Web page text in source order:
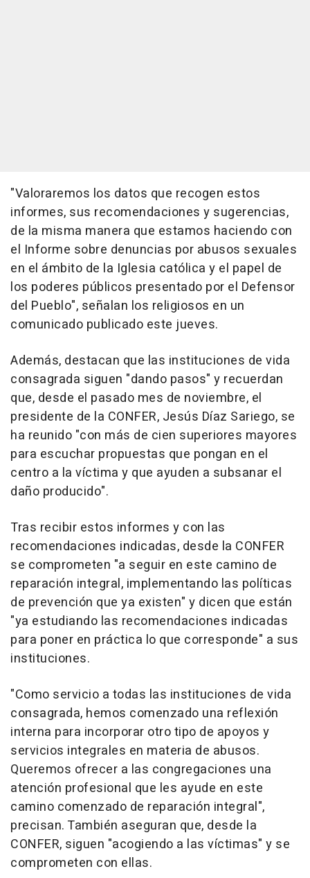
"Valoraremos los datos que recogen estos
informes, sus recomendaciones y sugerencias,
de la misma manera que estamos haciendo con
el Informe sobre denuncias por abusos sexuales
en el ámbito de la Iglesia católica y el papel de
los poderes públicos presentado por el Defensor
del Pueblo", señalan los religiosos en un
comunicado publicado este jueves.
Además, destacan que las instituciones de vida
consagrada siguen "dando pasos" y recuerdan
que, desde el pasado mes de noviembre, el
presidente de la CONFER, Jesús Díaz Sariego, se
ha reunido "con más de cien superiores mayores
para escuchar propuestas que pongan en el
centro a la víctima y que ayuden a subsanar el
daño producido".
Tras recibir estos informes y con las
recomendaciones indicadas, desde la CONFER
se comprometen "a seguir en este camino de
reparación integral, implementando las políticas
de prevención que ya existen" y dicen que están
"ya estudiando las recomendaciones indicadas
para poner en práctica lo que corresponde" a sus
instituciones.
"Como servicio a todas las instituciones de vida
consagrada, hemos comenzado una reflexión
interna para incorporar otro tipo de apoyos y
servicios integrales en materia de abusos.
Queremos ofrecer a las congregaciones una
atención profesional que les ayude en este
camino comenzado de reparación integral",
precisan. También aseguran que, desde la
CONFER, siguen "acogiendo a las víctimas" y se
comprometen con ellas.